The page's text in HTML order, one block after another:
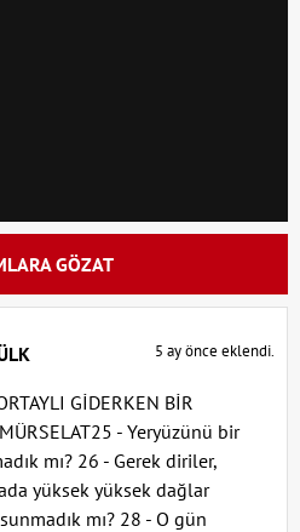
GÖZAT
5 ay önce eklendi.
GİDERKEN BİR
- Yeryüzünü bir
mı? 26 - Gerek diriler,
yüksek yüksek dağlar
mı? 28 - O gün